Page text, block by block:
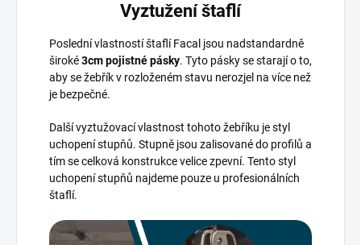
Vyztužení štaflí
Poslední vlastností štaflí Facal jsou nadstandardně
široké3cm pojistné pásky. Tyto pásky se starají o to,
aby se žebřík v rozloženém stavu nerozjel na více než
je bezpečné.
Další vyztužovací vlastnost tohoto žebříku je styl
uchopení stupňů. Stupně jsou zalisované do profilů a
tím se celková konstrukce velice zpevní. Tento styl
uchopení stupňů najdeme pouze u profesionálních
štaflí.